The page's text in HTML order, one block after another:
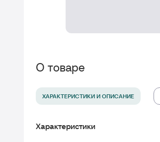
О товаре
ХАРАКТЕРИСТИКИ И ОПИСАНИЕ
Характеристики